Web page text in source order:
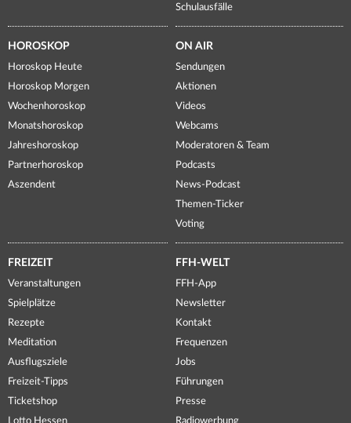
Schulausfälle
HOROSKOP
Horoskop Heute
Horoskop Morgen
Wochenhoroskop
Monatshoroskop
Jahreshoroskop
Partnerhoroskop
Aszendent
ON AIR
Sendungen
Aktionen
Videos
Webcams
Moderatoren & Team
Podcasts
News-Podcast
Themen-Ticker
Voting
FREIZEIT
Veranstaltungen
Spielplätze
Rezepte
Meditation
Ausflugsziele
Freizeit-Tipps
Ticketshop
Lotto Hessen
FFH-WELT
FFH-App
Newsletter
Kontakt
Frequenzen
Jobs
Führungen
Presse
Radiowerbung